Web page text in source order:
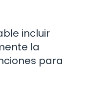
incluir
la
para